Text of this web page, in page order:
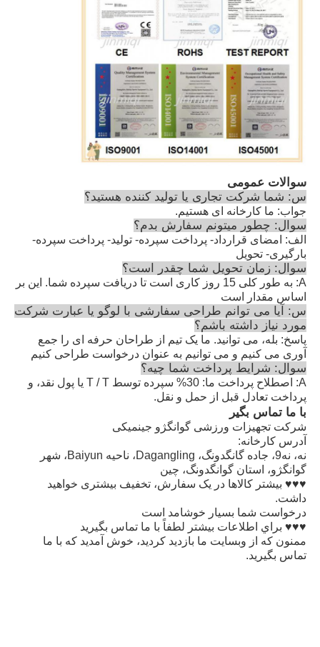
سوالات عمومی
س: شما شرکت تجاری یا تولید کننده هستید؟
جواب: ما کارخانه ای هستیم.
سوال: چطور ميتونم سفارش بدم؟
الف: امضای قرارداد- پرداخت سپرده- تولید- پرداخت سپرده-
بارگیری- تحویل
سوال: زمان تحویل شما چقدر است؟
A: به طور کلی 15 روز کاری است تا دریافت سپرده شما. این بر
اساس مقدار است
س: آیا می توانم طراحی سفارشی با لوگو یا عبارت شرکت
مورد نیاز داشته باشم؟
پاسخ: بله، می توانید. ما یک تیم از طراحان حرفه ای را جمع
آوری می کنیم و می توانیم به عنوان درخواست طراحی کنیم
سوال: شرايط پرداخت شما چيه؟
A: اصطلاح پرداخت ما: 30% سپرده توسط T / T یا پول نقد، و
پرداخت تعادل قبل از حمل و نقل.
با ما تماس بگير
شرکت تجهیزات ورزشی گوانگژو جینمیکی
آدرس کارخانه:
نه، نه9، جاده گانگدونگ، Dagangling، ناحیه Baiyun، شهر
گوانگژو، استان گوانگدونگ، چین
♥♥♥ بیشتر کالاها در یک سفارش، تخفیف بیشتری خواهید
داشت.
درخواست شما بسیار خوشامد است
♥♥♥ براي اطلاعات بيشتر لطفاً با ما تماس بگيريد
ممنون که از وبسایت ما بازدید کردید، خوش آمدید که با ما
تماس بگیرید.